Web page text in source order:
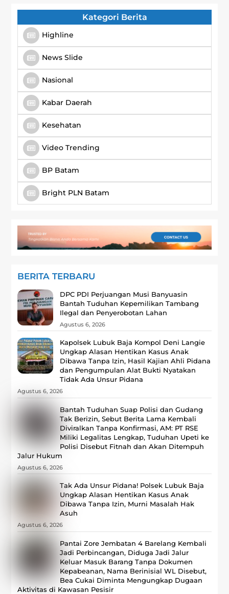
Kategori Berita
Highline
News Slide
Nasional
Kabar Daerah
Kesehatan
Video Trending
BP Batam
Bright PLN Batam
BERITA TERBARU
DPC PDI Perjuangan Musi Banyuasin
Bantah Tuduhan Kepemilikan Tambang
Ilegal dan Penyerobotan Lahan
Agustus 6, 2026
Kapolsek Lubuk Baja Kompol Deni Langie
Ungkap Alasan Hentikan Kasus Anak
Dibawa Tanpa Izin, Hasil Kajian Ahli Pidana
dan Pengumpulan Alat Bukti Nyatakan
Tidak Ada Unsur Pidana
Agustus 6, 2026
Bantah Tuduhan Suap Polisi dan Gudang
Tak Berizin, Sebut Berita Lama Kembali
Diviralkan Tanpa Konfirmasi, ‎AM: PT RSE
Miliki Legalitas Lengkap, Tuduhan Upeti ke
Polisi Disebut Fitnah dan Akan Ditempuh
Jalur Hukum
Agustus 6, 2026
Tak Ada Unsur Pidana! Polsek Lubuk Baja
Ungkap Alasan Hentikan Kasus Anak
Dibawa Tanpa Izin, Murni Masalah Hak
Asuh
Agustus 6, 2026
Pantai Zore Jembatan 4 Barelang Kembali
Jadi Perbincangan, Diduga Jadi Jalur
Keluar Masuk Barang Tanpa Dokumen
Kepabeanan, Nama Berinisial WL Disebut,
Bea Cukai Diminta Mengungkap Dugaan
Aktivitas di Kawasan Pesisir